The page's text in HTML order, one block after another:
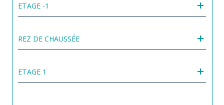
ETAGE -1
REZ DE CHAUSSÉE
ETAGE 1